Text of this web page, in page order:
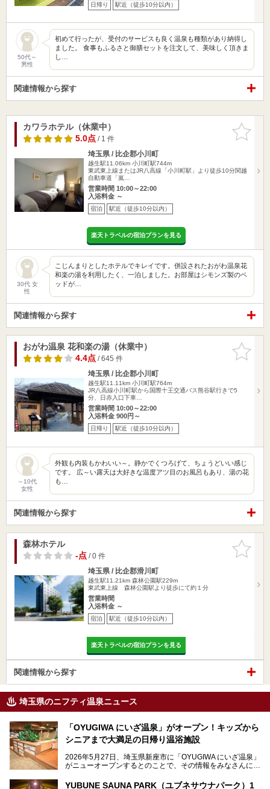
日帰り 駅近（徒歩10分以内）
50代～
男性
初めて行ったが、受付のサービスも良く温泉も種類があり納得し
ました。 食事もふるさと御膳セットを注文して、美味しく頂きま
し…
関連情報から探す
お気に入
りに追加
カワラホテル（休業中）
5.0点/ 1 件
埼玉県 / 比企郡小川町
越生駅11.06km 小川町駅744m
東武東上線またはJR八高線「小川町駅」より徒歩10分関越
自動車道「嵐…
営業時間 10:00～22:00
入浴料金 ～
宿泊 駅近（徒歩10分以内）
楽天トラベルの宿泊プランを見る
30代 女
性
こじんまりとしたホテルでキレイです。併設されたおがわ温泉花
和楽の湯を利用したく、一泊しました。お部屋はシモンズ製のベ
ッドが…
関連情報から探す
お気に入
りに追加
おがわ温泉 花和楽の湯（休業中）
4.4点/ 645 件
埼玉県 / 比企郡小川町
越生駅11.11km 小川町駅764m
JR八高線小川町駅から国際十王交通バス熊谷駅行きで5
分、日赤入口下車…
営業時間 10:00～22:00
入浴料金 900円～
日帰り 駅近（徒歩10分以内）
～10代
女性
外観も内装もかわいい～。静かでくつろげて、ちょうどいい感じ
です。 広～い露天は大好きな温度アツ目のお風呂もあり、湯の花
も…
関連情報から探す
お気に入
りに追加
森林ホテル
-点/ 0 件
埼玉県 / 比企郡滑川町
越生駅11.21km 森林公園駅229m
東武東上線 森林公園駅より徒歩にて約１分
営業時間
入浴料金 ～
宿泊 駅近（徒歩10分以内）
楽天トラベルの宿泊プランを見る
関連情報から探す
埼玉県のニフティ温泉ニュース
「OYUGIWA にいざ温泉」がオープン！キッズから
シニアまで大満足の日帰り温浴施設
2026年5月27日、埼玉県新座市に「OYUGIWA にいざ温泉」
がニューオープンするとのことで、その情報をみなさんにい
YUBUNE SAUNA PARK（ユブネサウナパーク）1